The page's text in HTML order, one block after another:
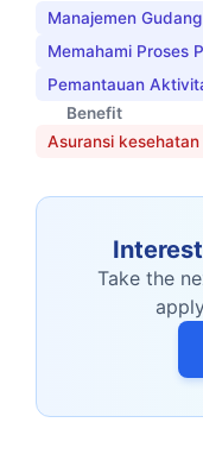
Manajemen
Memahami Proses
Pemantauan
Benefit
Asuransi kesehatan
Take the